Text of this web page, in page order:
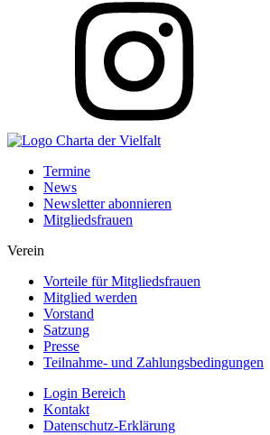
Termine
News
Newsletter abonnieren
Mitgliedsfrauen
Verein
Vorteile für Mitgliedsfrauen
Mitglied werden
Vorstand
Satzung
Presse
Teilnahme- und Zahlungsbedingungen
Login Bereich
Kontakt
Datenschutz-Erklärung